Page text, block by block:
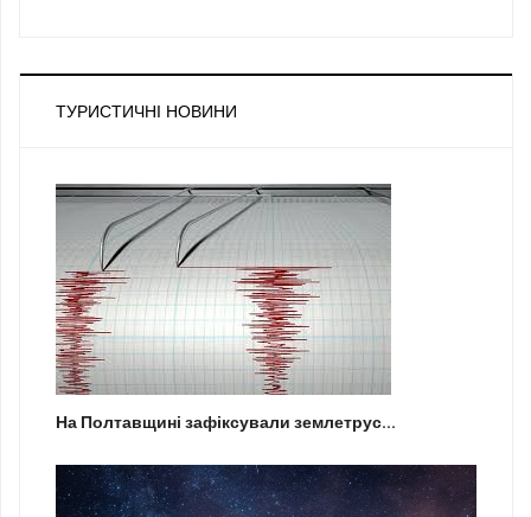
ТУРИСТИЧНІ НОВИНИ
На Полтавщині зафіксували землетрус...